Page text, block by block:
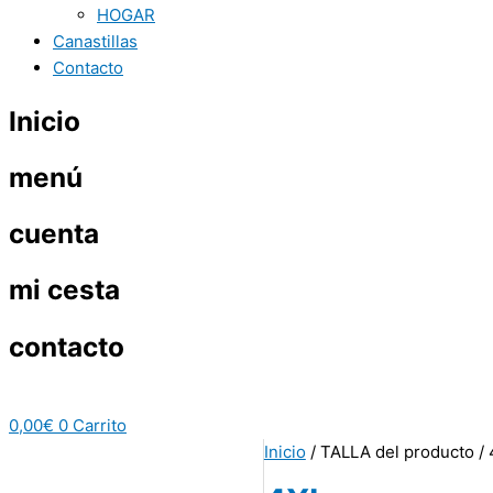
HOGAR
Canastillas
Contacto
Inicio
menú
cuenta
mi cesta
contacto
0,00€ 0 Carrito
Inicio/ TALLA del producto /